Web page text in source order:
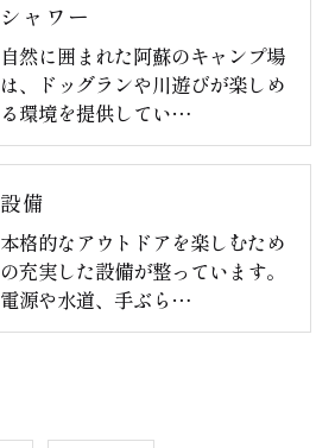
シャワー
自然に囲まれた阿蘇のキャンプ場
は、ドッグランや川遊びが楽しめ
る環境を提供してい…
設備
本格的なアウトドアを楽しむため
の充実した設備が整っています。
電源や水道、手ぶら…